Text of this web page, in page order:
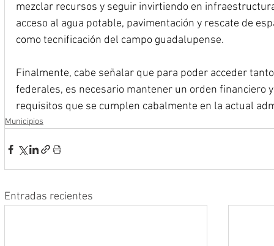
mezclar recursos y seguir invirtiendo en
acceso al agua potable, pavimentación y rescate de
como tecnificación del campo guadalupense.
Finalmente, cabe señalar que para poder acceder
federales, es necesario mantener un orden financiero
requisitos que se cumplen cabalmente en la actual
Municipios
Entradas recientes